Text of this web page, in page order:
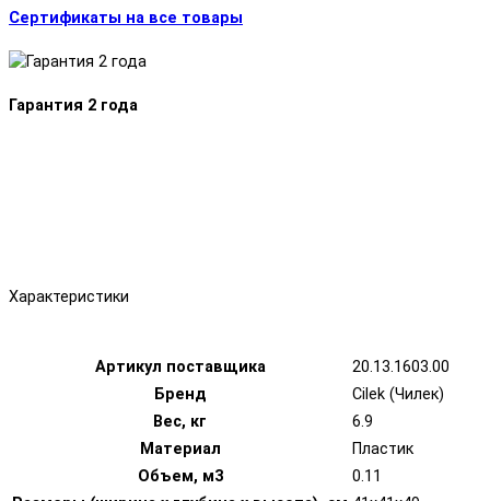
Сертификаты на все товары
Гарантия 2 года
Характеристики
Артикул поставщика
20.13.1603.00
Бренд
Cilek (Чилек)
Вес, кг
6.9
Материал
Пластик
Объем, м3
0.11